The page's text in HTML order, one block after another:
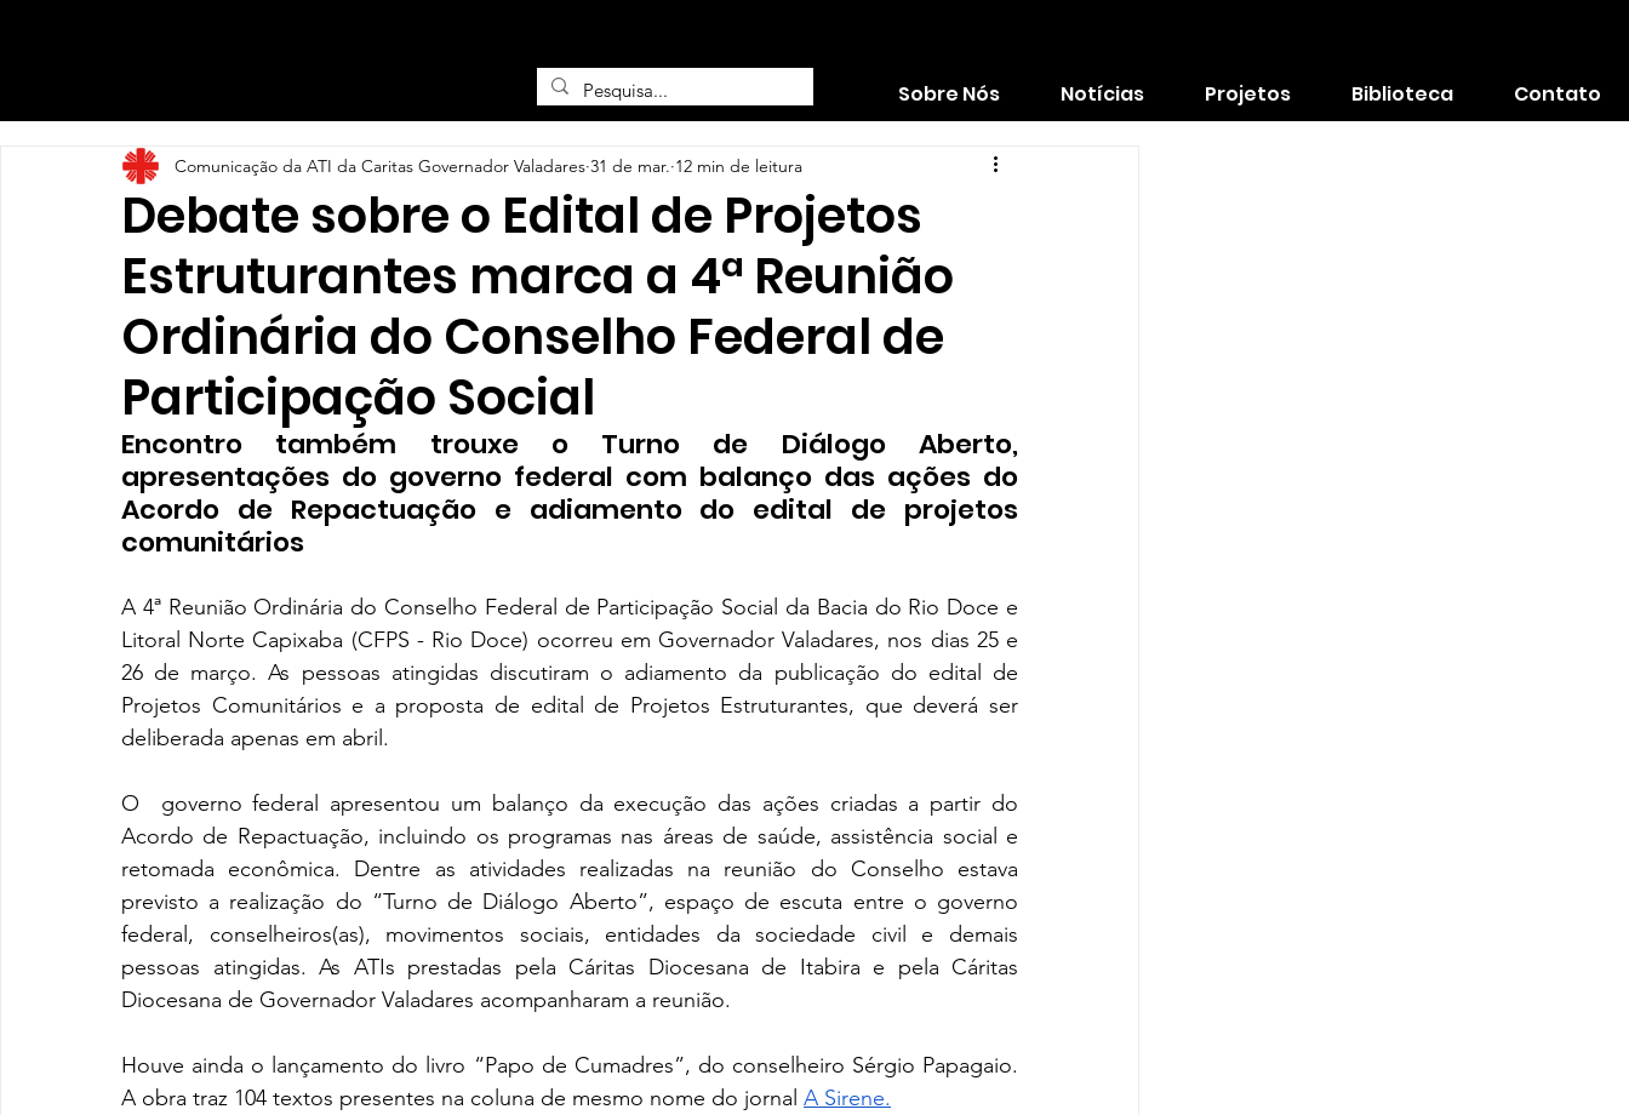
Sobre Nós Notícias Projetos Biblioteca Contato
Debate sobre o Edital de Projetos
Estruturantes marca a 4ª Reunião
Ordinária do Conselho Federal de
Participação Social
Comunicação da ATI da Caritas Governador Valadares 31 de mar. 12 min de leitura
Encontro também trouxe o Turno de Diálogo Aberto,
apresentações do governo federal com balanço das ações do
Acordo de Repactuação e adiamento do edital de projetos
comunitários
A 4ª Reunião Ordinária do Conselho Federal de Participação Social da Bacia do Rio Doce e
Litoral Norte Capixaba (CFPS - Rio Doce) ocorreu em Governador Valadares, nos dias 25 e
26 de março. As pessoas atingidas discutiram o adiamento da publicação do edital de
Projetos Comunitários e a proposta de edital de Projetos Estruturantes, que deverá ser
deliberada apenas em abril.
O  governo federal apresentou um balanço da execução das ações criadas a partir do
Acordo de Repactuação, incluindo os programas nas áreas de saúde, assistência social e
retomada econômica. Dentre as atividades realizadas na reunião do Conselho estava
previsto a realização do “Turno de Diálogo Aberto”, espaço de escuta entre o governo
federal, conselheiros(as), movimentos sociais, entidades da sociedade civil e demais
pessoas atingidas. As ATIs prestadas pela Cáritas Diocesana de Itabira e pela Cáritas
Diocesana de Governador Valadares acompanharam a reunião.
Houve ainda o lançamento do livro “Papo de Cumadres”, do conselheiro Sérgio Papagaio.
A obra traz 104 textos presentes na coluna de mesmo nome do jornal A Sirene.